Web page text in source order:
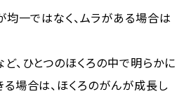
一ではなく、ムラがある場合は
、ひとつのほくろの中で明らかに
場合は、ほくろのがんが成長し